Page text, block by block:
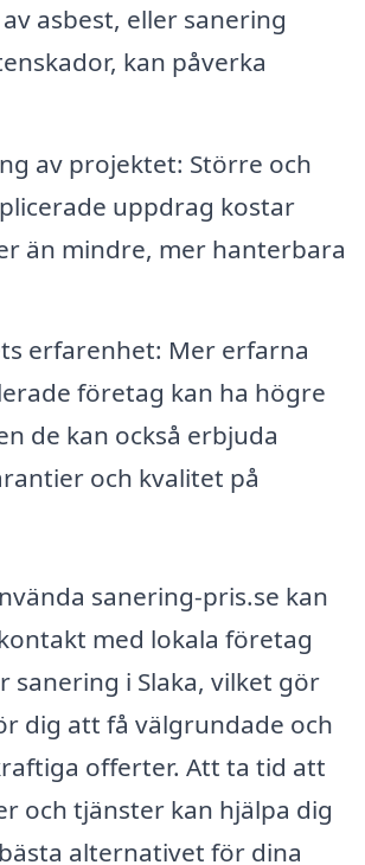
asbest, eller sanering
kan påverka
av projektet: Större och
uppdrag kostar
än mindre, mer hanterbara
erfarenhet: Mer erfarna
företag kan ha högre
de kan också erbjuda
och kvalitet på
sanering-pris.se kan
med lokala företag
sanering i Slaka, vilket gör
dig att få välgrundade och
offerter. Att ta tid att
och tjänster kan hjälpa dig
alternativet för dina